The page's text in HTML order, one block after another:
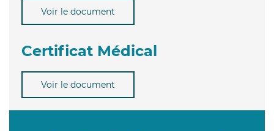
Voir le document
Certificat Médical
Voir le document